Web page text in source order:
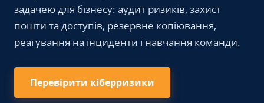
задачею для бізнесу: аудит ризиків, захист
пошти та доступів, резервне копіювання,
реагування на інциденти і навчання команди.
Перевірити кіберризики